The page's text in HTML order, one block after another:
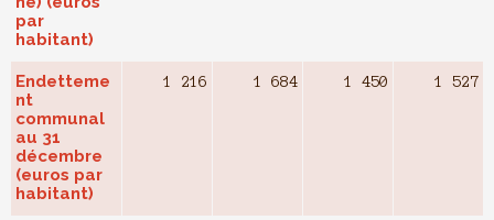
par
habitant)
Endetteme
nt
communal
au 31
décembre
(euros par
habitant)
1 216 1 684 1 450 1 527